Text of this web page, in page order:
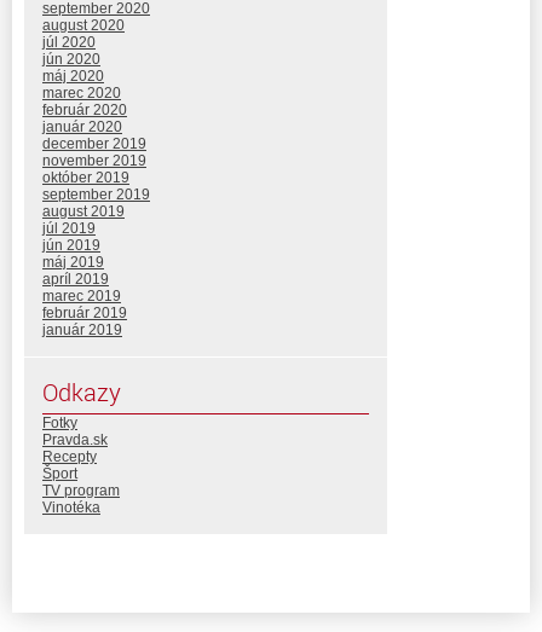
september 2020
august 2020
júl 2020
jún 2020
máj 2020
marec 2020
február 2020
január 2020
december 2019
november 2019
október 2019
september 2019
august 2019
júl 2019
jún 2019
máj 2019
apríl 2019
marec 2019
február 2019
január 2019
Odkazy
Fotky
Pravda.sk
Recepty
Šport
TV program
Vinotéka